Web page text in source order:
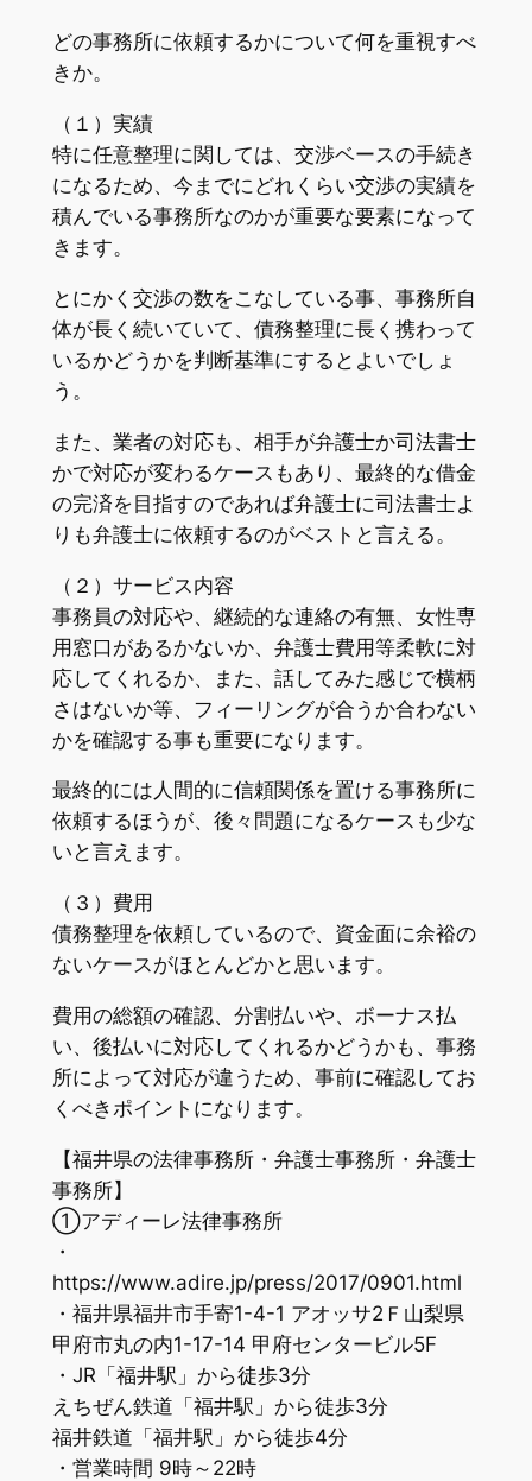
どの事務所に依頼するかについて何を重視すべ
きか。
（１）実績
特に任意整理に関しては、交渉ベースの手続き
になるため、今までにどれくらい交渉の実績を
積んでいる事務所なのかが重要な要素になって
きます。
とにかく交渉の数をこなしている事、事務所自
体が長く続いていて、債務整理に長く携わって
いるかどうかを判断基準にするとよいでしょ
う。
また、業者の対応も、相手が弁護士か司法書士
かで対応が変わるケースもあり、最終的な借金
の完済を目指すのであれば弁護士に司法書士よ
りも弁護士に依頼するのがベストと言える。
（２）サービス内容
事務員の対応や、継続的な連絡の有無、女性専
用窓口があるかないか、弁護士費用等柔軟に対
応してくれるか、また、話してみた感じで横柄
さはないか等、フィーリングが合うか合わない
かを確認する事も重要になります。
最終的には人間的に信頼関係を置ける事務所に
依頼するほうが、後々問題になるケースも少な
いと言えます。
（３）費用
債務整理を依頼しているので、資金面に余裕の
ないケースがほとんどかと思います。
費用の総額の確認、分割払いや、ボーナス払
い、後払いに対応してくれるかどうかも、事務
所によって対応が違うため、事前に確認してお
くべきポイントになります。
【福井県の法律事務所・弁護士事務所・弁護士
事務所】
①アディーレ法律事務所
・
https://www.adire.jp/press/2017/0901.html
・福井県福井市手寄1-4-1 アオッサ2Ｆ山梨県
甲府市丸の内1-17-14 甲府センタービル5F
・JR「福井駅」から徒歩3分
えちぜん鉄道「福井駅」から徒歩3分
福井鉄道「福井駅」から徒歩4分
・営業時間 9時～22時